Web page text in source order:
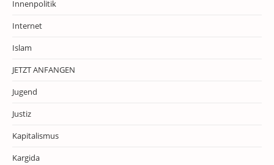
Innenpolitik
Internet
Islam
JETZT ANFANGEN
Jugend
Justiz
Kapitalismus
Kargida